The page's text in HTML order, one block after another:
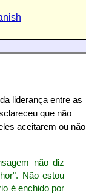
liderança entre as
que não
aceitarem ou não
não diz
Não estou
é enchido por